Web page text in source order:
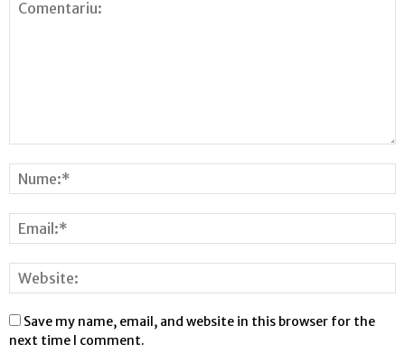
Save my name, email, and website in this browser for the
next time I comment.